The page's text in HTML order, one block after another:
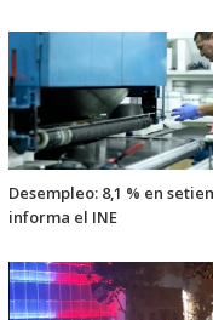
Desempleo: 8,1 % en
informa el INE